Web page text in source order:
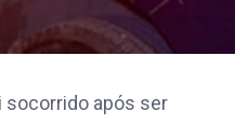
socorrido após ser